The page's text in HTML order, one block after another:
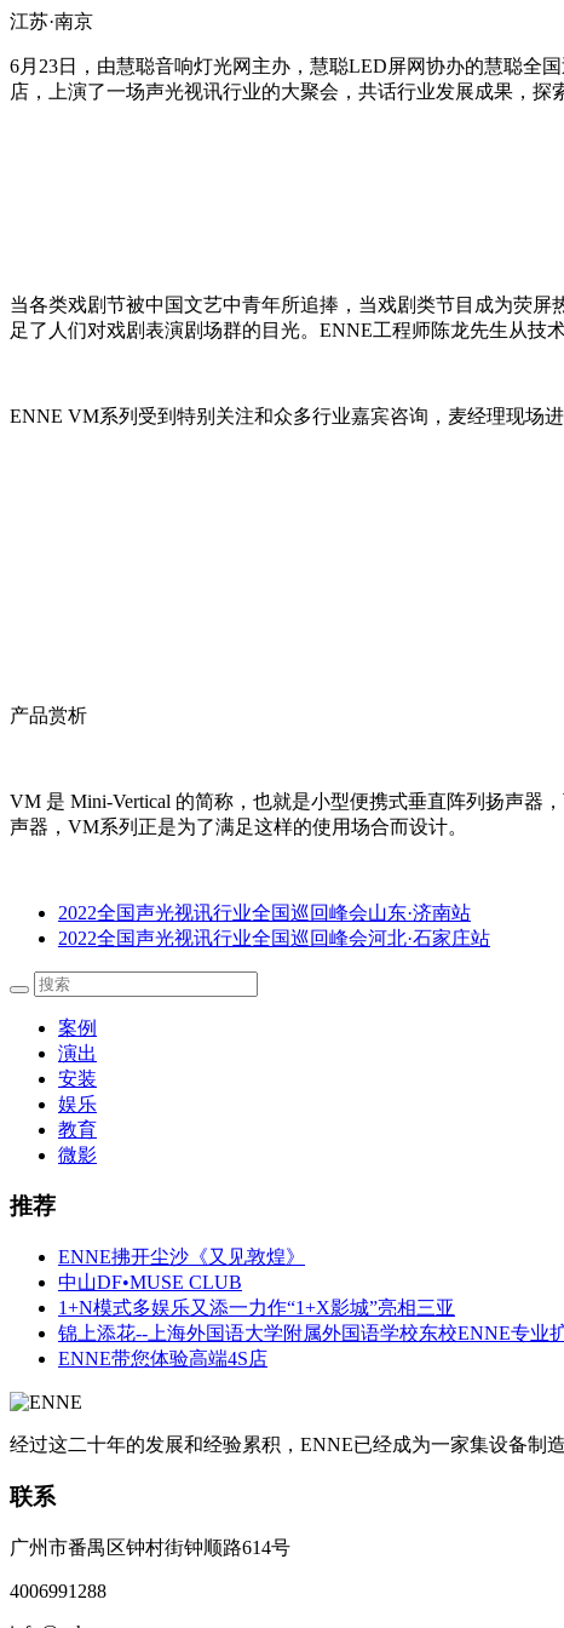
江苏·南京
6月23日，由慧聪音响灯光网主办，慧聪LED屏网协办的慧聪全
店，上演了一场声光视讯行业的大聚会，共话行业发展成果，探
当各类戏剧节被中国文艺中青年所追捧，当戏剧类节目成为荧
足了人们对戏剧表演剧场群的目光。ENNE工程师陈龙先生从
ENNE VM系列受到特别关注和众多行业嘉宾咨询，麦经理现场
产品赏析
VM 是 Mini‐Vertical 的简称，也就是小型便携式垂直阵列扬声
声器，VM系列正是为了满足这样的使用场合而设计。
2022全国声光视讯行业全国巡回峰会山东·济南站
2022全国声光视讯行业全国巡回峰会河北·石家庄站
案例
演出
安装
娱乐
教育
微影
推荐
ENNE拂开尘沙《又见敦煌》
中山DF•MUSE CLUB
1+N模式多娱乐又添一力作“1+X影城”亮相三亚
锦上添花--上海外国语大学附属外国语学校东校ENNE专业
ENNE带您体验高端4S店
经过这二十年的发展和经验累积，ENNE已经成为一家集设备制
联系
广州市番禺区钟村街钟顺路614号
4006991288